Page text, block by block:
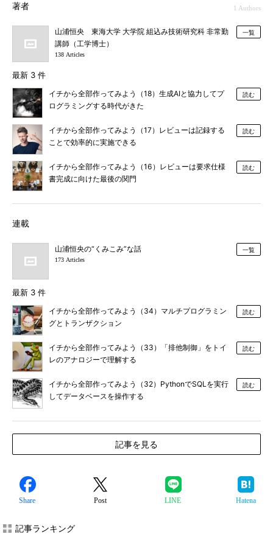
著者 1 Authors
山浦恒央 東海大学 大学院 組込み技術研究科 非常勤
講師（工学博士）
138 Articles
一覧
最新 3 件
イチから全部作ってみよう（18）生成AIと協力してプ
ログラミングする時代がきた
読む
イチから全部作ってみよう（17）レビューは記録する
ことで効率的に実施できる
読む
イチから全部作ってみよう（16）レビューは要求仕様
書完成に向けた最後の関門
読む
連載
山浦恒央の“くみこみ”な話
173 Articles
一覧
最新 3 件
イチから全部作ってみよう（34）マルチプログラミン
グとトランザクション
読む
イチから全部作ってみよう（33）「排他制御」をトイ
レのアナロジーで理解する
読む
イチから全部作ってみよう（32）PythonでSQLを実行
してデータベースを操作する
読む
記事を見る
Share Post LINE Hatena
記事ランキング